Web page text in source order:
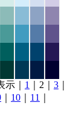
示｜ 1 ｜2｜ 3
10 11